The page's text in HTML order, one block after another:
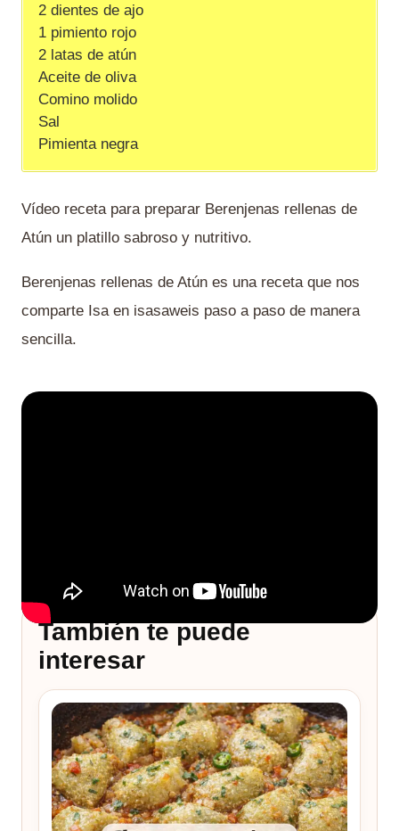
2 dientes de ajo
1 pimiento rojo
2 latas de atún
Aceite de oliva
Comino molido
Sal
Pimienta negra
Vídeo receta para preparar Berenjenas rellenas de
Atún un platillo sabroso y nutritivo.
Berenjenas rellenas de Atún es una receta que nos
comparte Isa en isasaweis paso a paso de manera
sencilla.
También te puede
interesar